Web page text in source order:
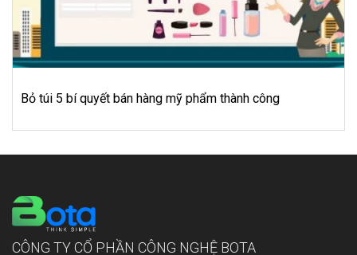
Bỏ túi 5 bí quyết bán hàng mỹ phẩm thành công
CÔNG TY CỔ PHẦN CÔNG NGHỆ BOTA